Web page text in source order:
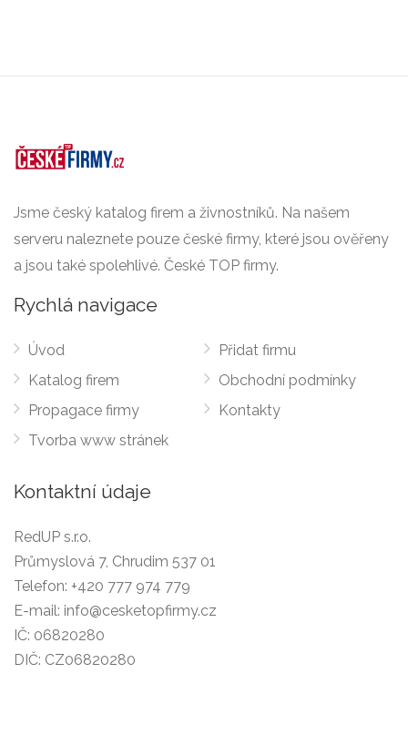
Jsme český katalog firem a živnostníků. Na našem
serveru naleznete pouze české firmy, které jsou ověřeny
a jsou také spolehlivé. České TOP firmy.
Rychlá navigace
Úvod
Katalog firem
Propagace firmy
Tvorba www stránek
Přidat firmu
Obchodní podmínky
Kontakty
Kontaktní údaje
RedUP s.r.o.
Průmyslová 7, Chrudim 537 01
Telefon: +420 777 974 779
E-mail: info@cesketopfirmy.cz
IČ: 06820280
DIČ: CZ06820280